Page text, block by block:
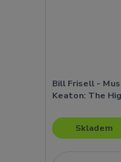
Bill Frisell -
Keaton: The
Skladem